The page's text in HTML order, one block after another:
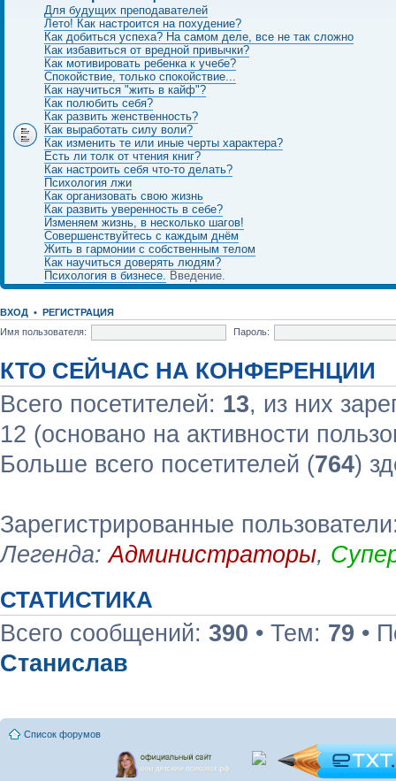
Для будущих преподавателей
Лето! Как настроится на похудение?
Как добиться успеха? На самом деле, все не так сложно
Как избавиться от вредной привычки?
Как мотивировать ребенка к учебе?
Спокойствие, только спокойствие...
Как научиться "жить в кайф"?
Как полюбить себя?
Как развить женственность?
Как выработать силу воли?
Как изменить те или иные черты характера?
Есть ли толк от чтения книг?
Как настроить себя что-то делать?
Психология лжи
Как организовать свою жизнь
Как развить уверенность в себе?
Изменяем жизнь, в несколько шагов!
Совершенствуйтесь с каждым днём
Жить в гармонии с собственным телом
Как научиться доверять людям?
Психология в бизнесе. Введение.
ВХОД • РЕГИСТРАЦИЯ
Имя пользователя:
Пароль:
КТО СЕЙЧАС НА КОНФЕРЕНЦИИ
Всего посетителей: 13, из них
12 (основано на активности
Больше всего посетителей (764)
Зарегистрированные
Легенда:Администраторы,
СТАТИСТИКА
Всего сообщений: 390 • Тем: 79 •
Станислав
Список форумов